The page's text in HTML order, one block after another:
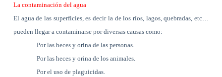
La contaminación del agua
El agua de las superficies, es decir la de los ríos, lagos, quebradas, etc…
pueden llegar a contaminarse por diversas causas como:
Por las heces y orina de las personas.
Por las heces y orina de los animales.
Por el uso de plaguicidas.